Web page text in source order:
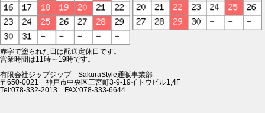
赤字で塗られた日は配送定休日です。
営業時間は11時～19時です。
有限会社ジップジップ SakuraStyle通販事業部
〒650-0021 神戸市中央区三宮町3-9-19イトウビル1,4F
Tel:078-332-2013 FAX:078-333-6644